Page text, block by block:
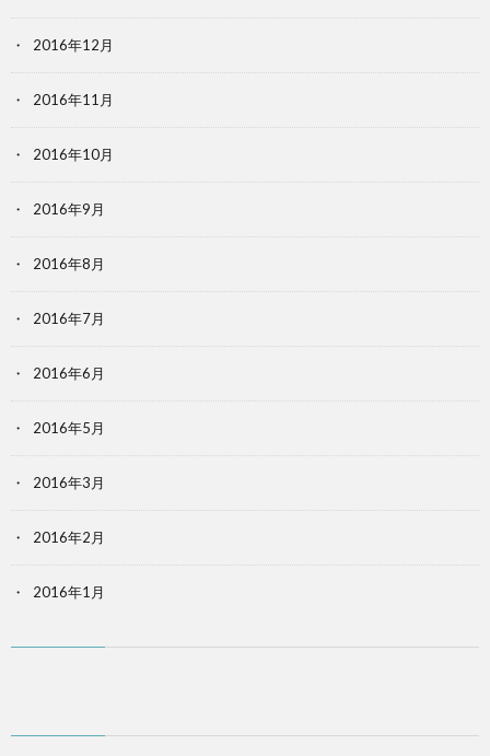
2016年12月
2016年11月
2016年10月
2016年9月
2016年8月
2016年7月
2016年6月
2016年5月
2016年3月
2016年2月
2016年1月